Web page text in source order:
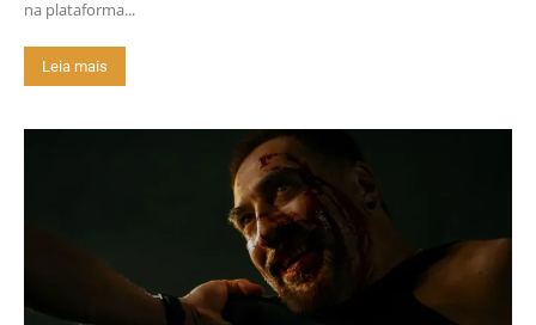
na plataforma...
Leia mais